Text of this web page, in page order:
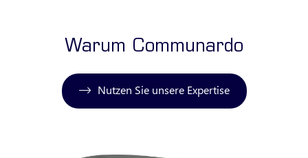
Warum Communardo
Nutzen Sie unsere Expertise